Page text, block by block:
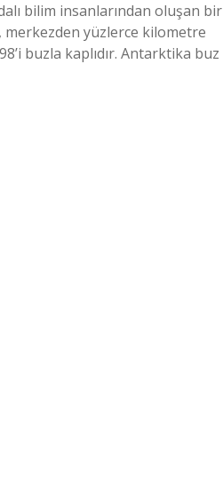
bilim insanlarından oluşan bir
merkezden yüzlerce kilometre
buzla kaplıdır. Antarktika buz